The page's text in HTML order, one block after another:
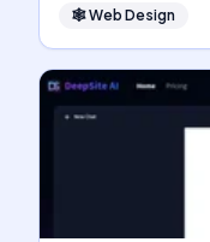
🕸Web Design